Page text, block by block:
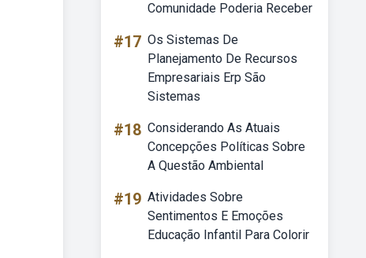
Comunidade Poderia Receber
#17 Os Sistemas De
Planejamento De Recursos
Empresariais Erp São
Sistemas
#18 Considerando As Atuais
Concepções Políticas Sobre
A Questão Ambiental
#19 Atividades Sobre
Sentimentos E Emoções
Educação Infantil Para Colorir